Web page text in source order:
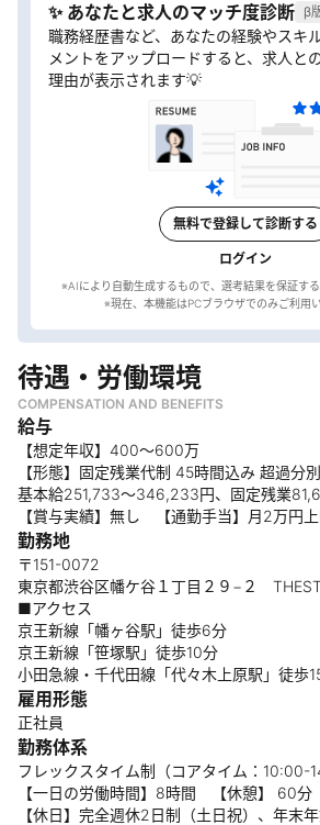
✨ あなたと求人のマッチ度診断 β
職務経歴書など、あなたの経験やスキ
メントをアップロードすると、求人と
理由が表示されます💡
無料で登録して診断する
ログイン
※AIにより自動生成するもので、選考結果を保証する
待遇・労働環境
COMPENSATION AND BENEFITS
給与
【想定年収】400～600万
【形態】固定残業代制 45時間込み 超過分
基本給251,733～346,233円、固定残業
【賞与実績】無し 【通勤手当】月2万円
勤務地
〒151-0072
東京都渋谷区幡ケ谷１丁目２９−２
■アクセス
京王新線「幡ヶ谷駅」徒歩6分
京王新線「笹塚駅」徒歩10分
小田急線・千代田線「代々木上原駅」徒歩
雇用形態
正社員
勤務体系
フレックスタイム制（コアタイム：10:00-
【一日の労働時間】8時間 【休憩】 60分
【休日】完全週休2日制（土日祝）、年末